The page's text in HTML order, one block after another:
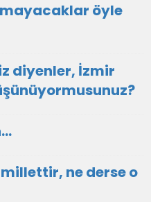
öyle
diyenler, İzmir
ne derse o